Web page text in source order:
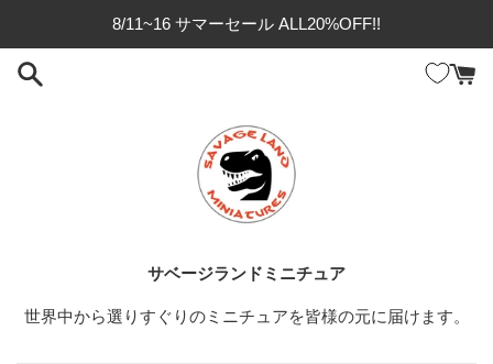
8/11~16 サマーセール ALL20%OFF!!
サベージランドミニチュア
世界中から選りすぐりのミニチュアを皆様の元に届けます。